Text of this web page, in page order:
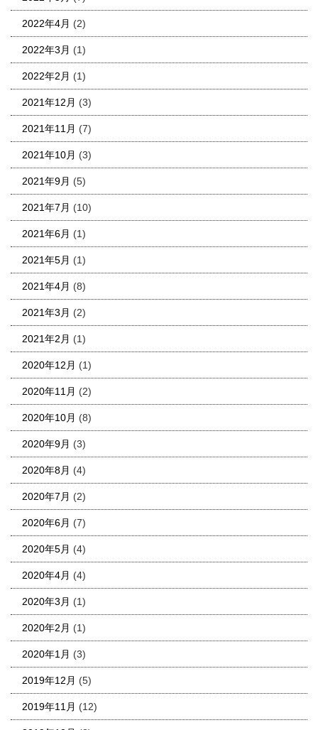
2022年4月 (2)
2022年3月 (1)
2022年2月 (1)
2021年12月 (3)
2021年11月 (7)
2021年10月 (3)
2021年9月 (5)
2021年7月 (10)
2021年6月 (1)
2021年5月 (1)
2021年4月 (8)
2021年3月 (2)
2021年2月 (1)
2020年12月 (1)
2020年11月 (2)
2020年10月 (8)
2020年9月 (3)
2020年8月 (4)
2020年7月 (2)
2020年6月 (7)
2020年5月 (4)
2020年4月 (4)
2020年3月 (1)
2020年2月 (1)
2020年1月 (3)
2019年12月 (5)
2019年11月 (12)